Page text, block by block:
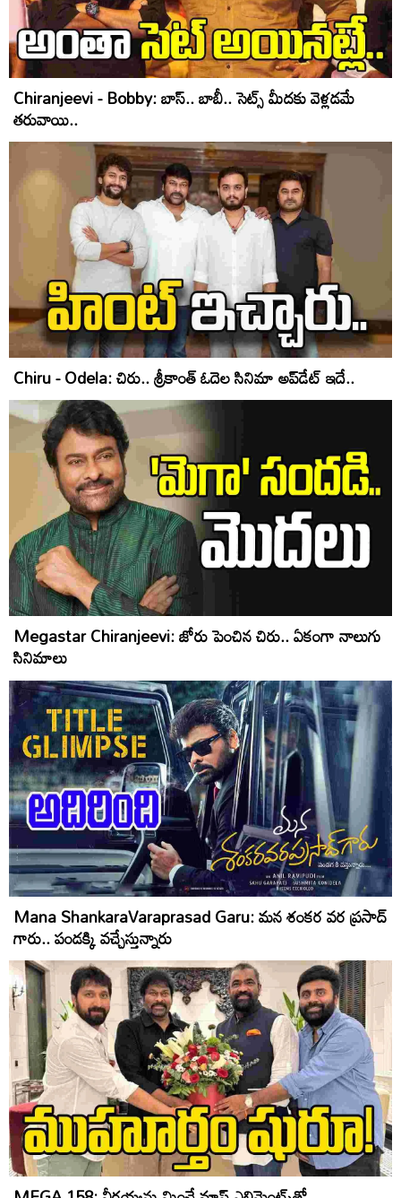
Chiranjeevi - Bobby: బాస్‌.. బాబీ.. సెట్స్‌ మీదకు వెళ్లడమే
తరువాయి..
Chiru - Odela: చిరు.. శ్రీకాంత్‌ ఓదెల సినిమా అప్‌డేట్‌ ఇదే..
Megastar Chiranjeevi: జోరు పెంచిన చిరు.. ఏకంగా నాలుగు
సినిమాలు
Mana ShankaraVaraprasad Garu: మ‌న శంక‌ర వ‌ర ప్ర‌సాద్
గారు.. పండ‌క్కి వ‌చ్చేస్తున్నారు